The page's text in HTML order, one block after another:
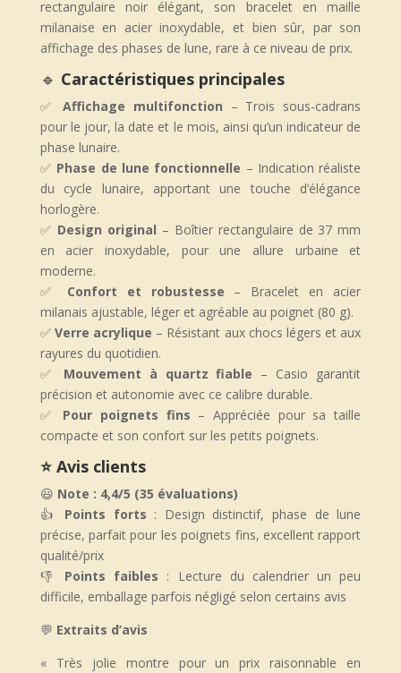
rectangulaire noir élégant, son bracelet en maille
milanaise en acier inoxydable, et bien sûr, par son
affichage des phases de lune, rare à ce niveau de prix.
🔹 Caractéristiques principales
✅Affichage multifonction – Trois sous-cadrans
pour le jour, la date et le mois, ainsi qu’un indicateur de
phase lunaire.
✅ Phase de lune fonctionnelle – Indication réaliste
du cycle lunaire, apportant une touche d’élégance
horlogère.
✅ Design original – Boîtier rectangulaire de 37 mm
en acier inoxydable, pour une allure urbaine et
moderne.
✅ Confort et robustesse – Bracelet en acier
milanais ajustable, léger et agréable au poignet (80 g).
✅Verre acrylique – Résistant aux chocs légers et aux
rayures du quotidien.
✅ Mouvement à quartz fiable – Casio garantit
précision et autonomie avec ce calibre durable.
✅ Pour poignets fins – Appréciée pour sa taille
compacte et son confort sur les petits poignets.
⭐ Avis clients
😃 Note : 4,4/5 (35 évaluations)
👍 Points forts : Design distinctif, phase de lune
précise, parfait pour les poignets fins, excellent rapport
qualité/prix
👎 Points faibles : Lecture du calendrier un peu
difficile, emballage parfois négligé selon certains avis
💬 Extraits d’avis
« Très jolie montre pour un prix raisonnable en